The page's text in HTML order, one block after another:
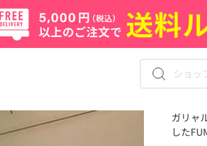
ガリャ
した